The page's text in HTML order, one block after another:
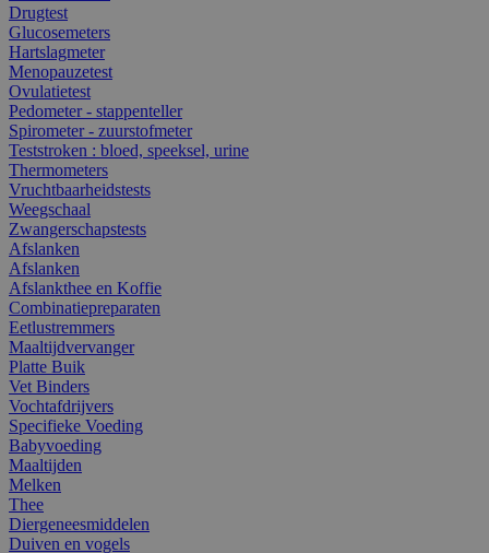
Drugtest
Glucosemeters
Hartslagmeter
Menopauzetest
Ovulatietest
Pedometer - stappenteller
Spirometer - zuurstofmeter
Teststroken : bloed, speeksel, urine
Thermometers
Vruchtbaarheidstests
Weegschaal
Zwangerschapstests
Afslanken
Afslanken
Afslankthee en Koffie
Combinatiepreparaten
Eetlustremmers
Maaltijdvervanger
Platte Buik
Vet Binders
Vochtafdrijvers
Specifieke Voeding
Babyvoeding
Maaltijden
Melken
Thee
Diergeneesmiddelen
Duiven en vogels